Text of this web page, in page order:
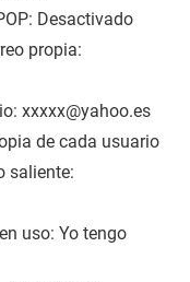
propia:
cada usuario
Yo tengo